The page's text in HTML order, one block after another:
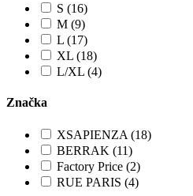
S (16)
M (9)
L (17)
XL (18)
L/XL (4)
Značka
XSAPIENZA (18)
BERRAK (11)
Factory Price (2)
RUE PARIS (4)